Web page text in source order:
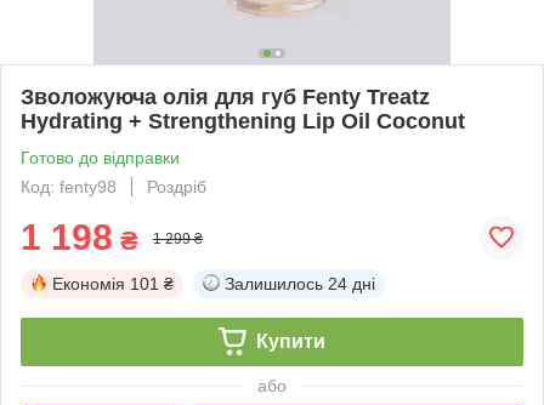
Зволожуюча олія для губ Fenty Treatz
Hydrating + Strengthening Lip Oil Coconut
Готово до відправки
Код: fenty98
Роздріб
1 198 ₴ 1 299 ₴
Економія 101 ₴ Залишилось 24 дні
Купити
або